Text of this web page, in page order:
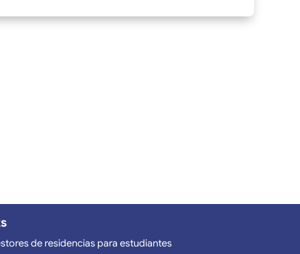
de residencias para estudiantes